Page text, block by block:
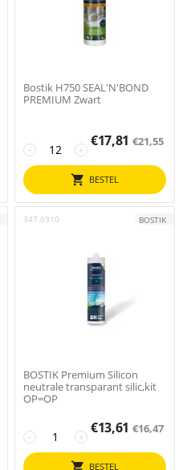
Bostik H750 SEAL'N'BOND
PREMIUM Zwart
+
−
€17,81 €21,55
BESTEL
347.0310 BOSTIK
BOSTIK Premium Silicon
neutrale transparant silic,kit
OP=OP
+
−
€13,61 €16,47
BESTEL